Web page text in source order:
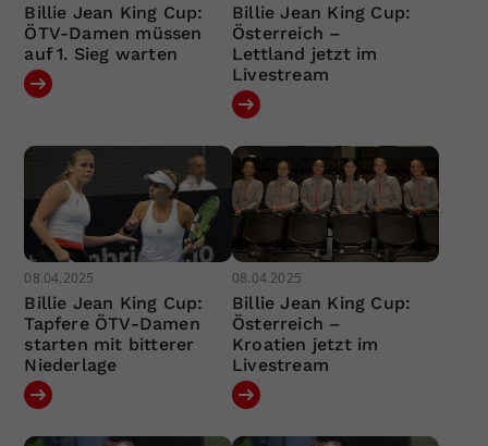
Billie Jean King Cup:
ÖTV-Damen müssen
auf 1. Sieg warten
Billie Jean King Cup:
Österreich –
Lettland jetzt im
Livestream
08.04.2025
Billie Jean King Cup:
Tapfere ÖTV-Damen
starten mit bitterer
Niederlage
08.04.2025
Billie Jean King Cup:
Österreich –
Kroatien jetzt im
Livestream